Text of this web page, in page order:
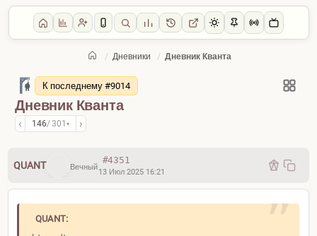
/ Дневники / Дневник Кванта
Главная / Дневники
Дневник Кванта
‹ 146/ 301▾ ›
К последнему #9014
QUANT Вечный
#4351
13 Июл 2025 16:21
QUANT: